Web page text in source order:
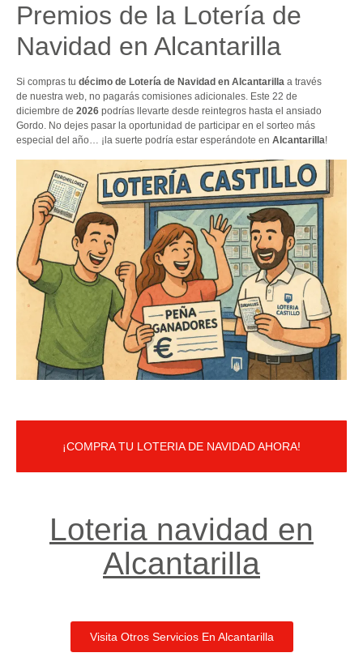
Premios de la Lotería de
Navidad en Alcantarilla
Si compras tu décimo de Lotería de Navidad en Alcantarilla a través
de nuestra web, no pagarás comisiones adicionales. Este 22 de
diciembre de 2026 podrías llevarte desde reintegros hasta el ansiado
Gordo. No dejes pasar la oportunidad de participar en el sorteo más
especial del año… ¡la suerte podría estar esperándote en Alcantarilla!
¡COMPRA TU LOTERIA DE NAVIDAD AHORA!
Loteria navidad en
Alcantarilla​
Visita Otros Servicios En Alcantarilla